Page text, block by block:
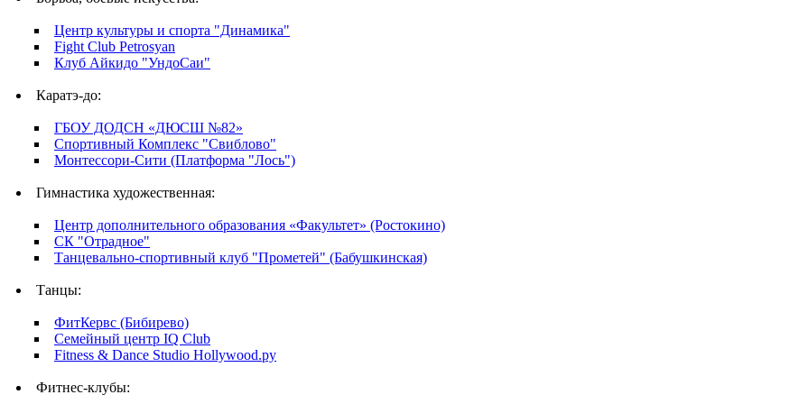
Центр культуры и спорта "Динамика"
Fight Club Petrosyan
Клуб Айкидо "УндоСаи"
Каратэ-до:
ГБОУ ДОДСН «ДЮСШ №82»
Спортивный Комплекс "Свиблово"
Монтессори-Сити (Платформа "Лось")
Гимнастика художественная:
Центр дополнительного образования «Факультет» (Ростокино)
СК "Отрадное"
Танцевально-спортивный клуб "Прометей" (Бабушкинская)
Танцы:
ФитКервс (Бибирево)
Семейный центр IQ Club
Fitness & Dance Studio Hollywood.py
Фитнес-клубы: